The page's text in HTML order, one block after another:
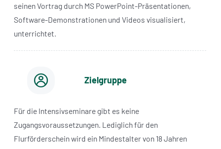
seinen Vortrag durch MS PowerPoint-Präsentationen,
Software-Demonstrationen und Videos visualisiert,
unterrichtet.
Zielgruppe
Für die Intensivseminare gibt es keine
Zugangsvoraussetzungen. Lediglich für den
Flurförderschein wird ein Mindestalter von 18 Jahren